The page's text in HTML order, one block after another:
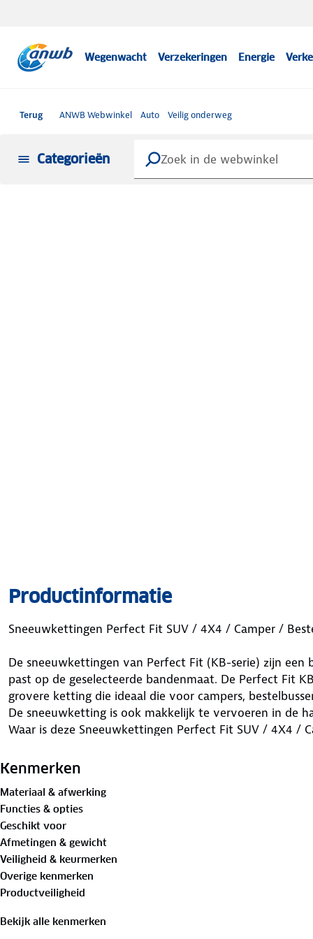
Wegenwacht Verzekeringen Energie
Terug ANWB Webwinkel Auto Veilig onderweg
Categorieën
Productinformatie
Sneeuwkettingen Perfect Fit SUV / 4X4 / Camper /
De sneeuwkettingen van Perfect Fit (KB-serie) zijn
past op de geselecteerde bandenmaat. De Perfect Fit
grovere ketting die ideaal die voor campers,
De sneeuwketting is ook makkelijk te vervoeren in de
Waar is deze Sneeuwkettingen Perfect Fit SUV / 4X4 /
campers en zwaardere SUV's (vanaf 2000kg). Deze
zorgen ervoor dat je bij winterse omstandigheden veilig
kettingen geven jouw voertuig weer grip op sneeuw en
handmatig spannend, waardoor de sneeuwketting na
aanspannen.
Voordelen van deze Sneeuwkettingen Perfect Fit SUV /
255/55R19
Deze sneeuwkettingen (KB-serie) zijn eenvoudig aan
Kenmerken
Materiaal & afwerking
Functies & opties
Geschikt voor
Afmetingen & gewicht
Veiligheid & keurmerken
Overige kenmerken
Productveiligheid
Bekijk alle kenmerken